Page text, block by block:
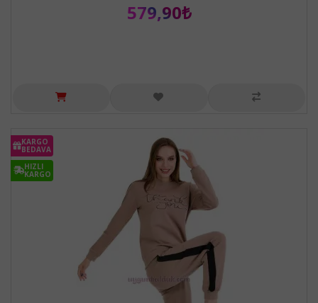
579,90₺
KARGO
BEDAVA
HIZLI
KARGO